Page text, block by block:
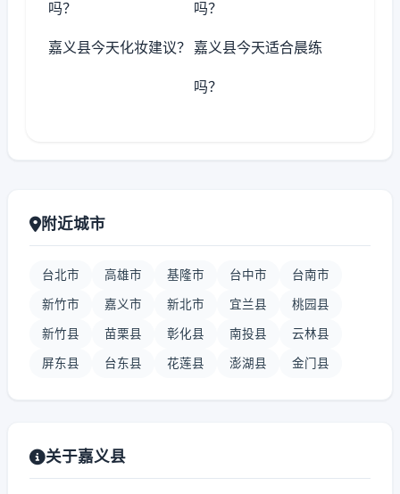
吗？ 吗？
嘉义县今天化妆建议？ 嘉义县今天适合晨练
吗？
附近城市
台北市 高雄市 基隆市 台中市 台南市
新竹市 嘉义市 新北市 宜兰县 桃园县
新竹县 苗栗县 彰化县 南投县 云林县
屏东县 台东县 花莲县 澎湖县 金门县
关于嘉义县